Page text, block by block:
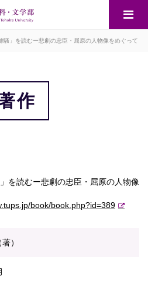
騒」を読むー悲劇の忠臣・屈原の人物像をめぐって
作
を読むー悲劇の忠臣・屈原の人物像
book/book.php?id=389
）